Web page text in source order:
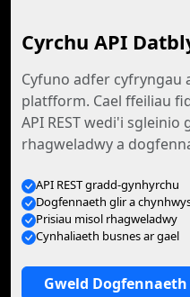
Cyrchu API
Cyfuno adfer cyfryngau
platfform. Cael ffeiliau
API REST wedi'i sgleinio
rhagweladwy a
API REST gradd-gynhyrchu
Dogfennaeth glir a
Prisiau misol rhagweladwy
Cynhaliaeth busnes ar gael
Gweld Dogfennaeth